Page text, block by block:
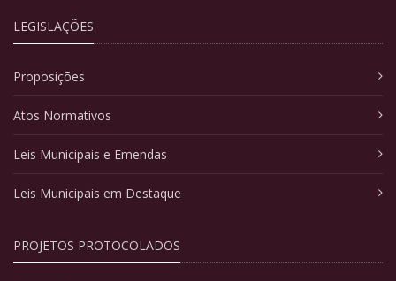
LEGISLAÇÕES
Proposições
Atos Normativos
Leis Municipais e Emendas
Leis Municipais em Destaque
PROJETOS PROTOCOLADOS